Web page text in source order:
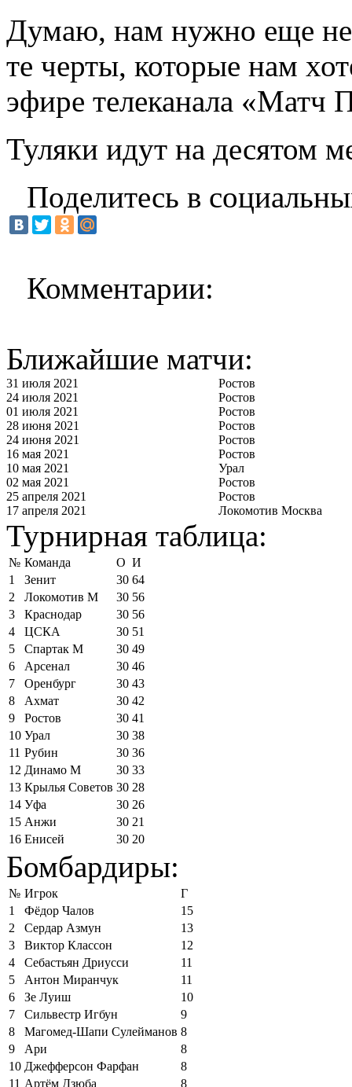
Думаю, нам нужно еще
те черты, которые нам
эфире телеканала «Матч
Туляки идут на десятом
Поделитесь в
Комментарии:
Ближайшие матчи:
31 июля 2021
Ростов
24 июля 2021
Ростов
01 июля 2021
Ростов
28 июня 2021
Ростов
24 июня 2021
Ростов
16 мая 2021
Ростов
10 мая 2021
Урал
02 мая 2021
Ростов
25 апреля 2021
Ростов
17 апреля 2021
Локомотив Москва
Турнирная таблица:
№ Команда О И
1
Зенит 30 64
2
Локомотив М 30 56
3
Краснодар 30 56
4
ЦСКА 30 51
5
Спартак М 30 49
6
Арсенал 30 46
7
Оренбург 30 43
8
Ахмат 30 42
9
Ростов 30 41
10 Урал 30 38
11 Рубин 30 36
12 Динамо М 30 33
13 Крылья Советов 30 28
14 Уфа 30 26
15 Анжи 30 21
16 Енисей 30 20
Бомбардиры:
№ Игрок
Г
1
Фёдор Чалов
15
2
Сердар Азмун
13
3
Виктор Классон
12
4
Себастьян Дриусси
11
5
Антон Миранчук
11
6
Зе Луиш
10
7
Сильвестр Игбун
9
8
Магомед-Шапи Сулейманов 8
9
Ари
8
10 Джефферсон Фарфан
8
11 Артём Дзюба
8